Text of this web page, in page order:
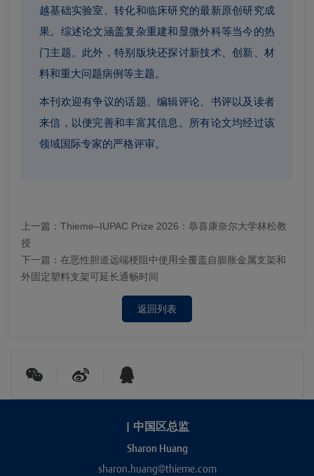
越基础实验室、转化和临床研究的最新原创研究成
果。综述论文涵盖复杂重建和显微外科等当今的热
门主题。此外，特别版块还探讨新技术、创新、材
料和重大问题病例等主题。
本刊欢迎有争议的话题、编辑评论、书评以及读者
来信，以便完善和丰富其信息。所有论文均经过该
领域国际专家的严格评审。
上一篇： Thieme–IUPAC Prize 2026：恭喜康奈尔大学林松教
授
下一篇： 在恶性胆道远端梗阻中使用全覆盖自膨胀金属支架和
外固定塑料支架可延长通畅时间
返回列表
| 中国区总监
Sharon Huang
sharon.huang@thieme.com